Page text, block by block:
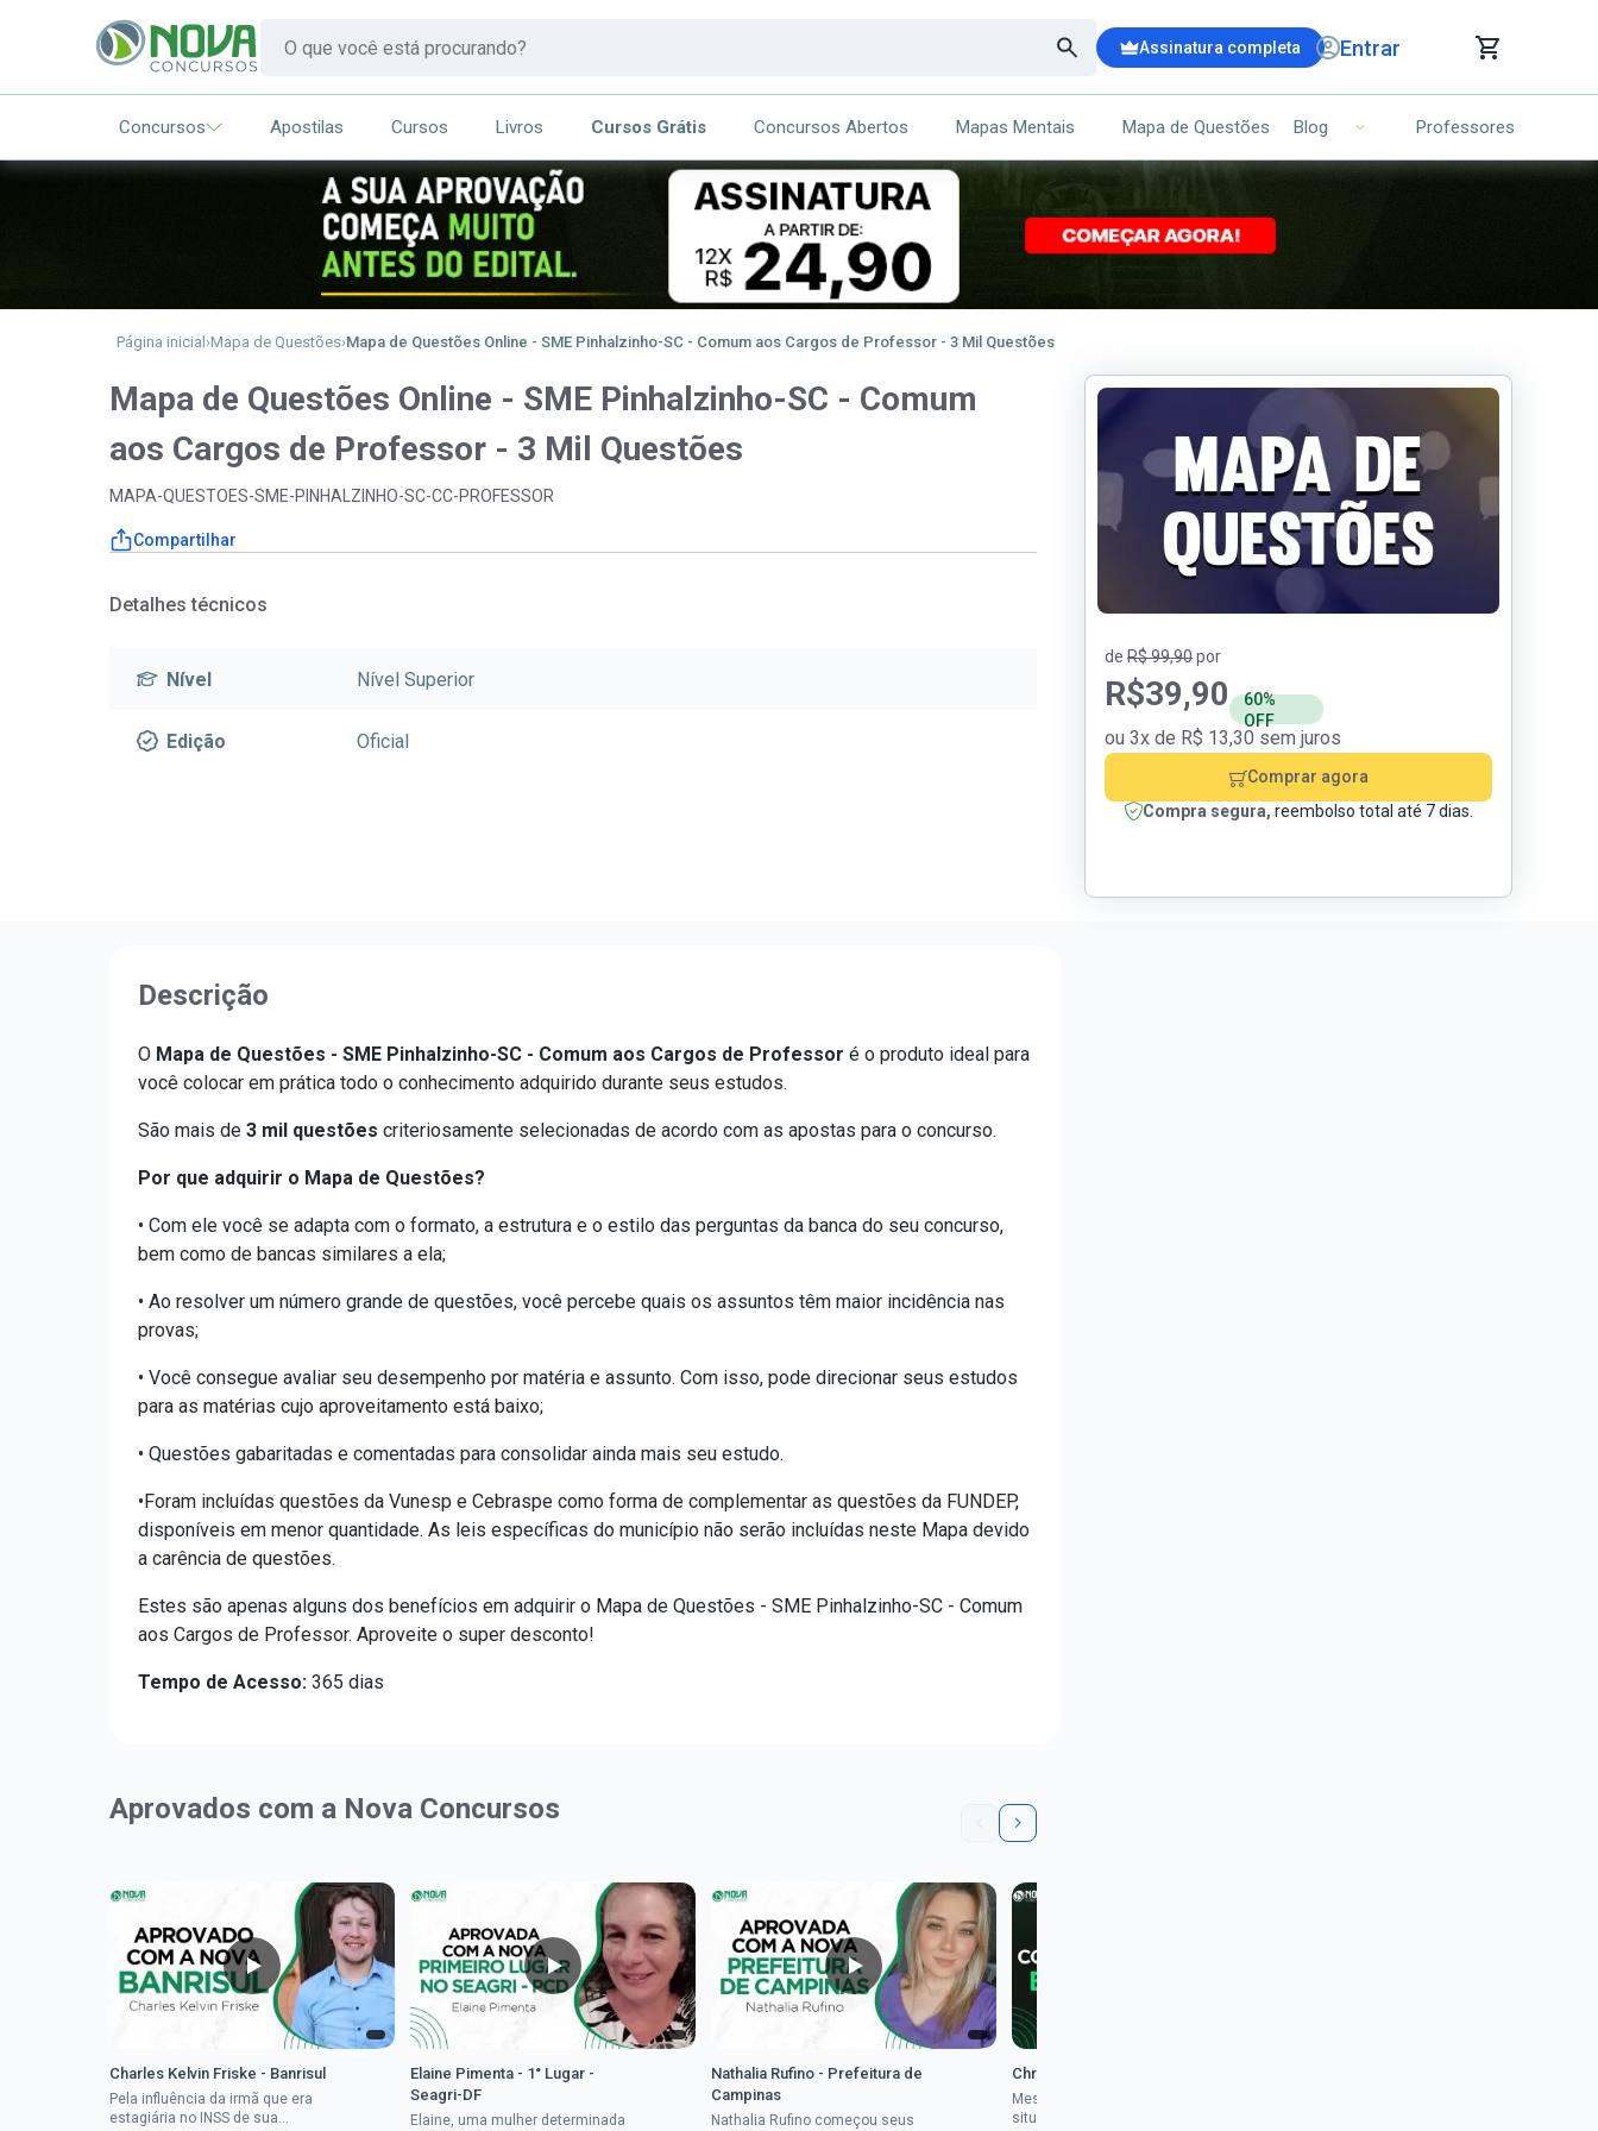
Assinatura completa Entrar
CARRINHO DE COMPRAS
ITENS (00)
Ops!
Seu carrinho ainda está vazio.
Concursos Apostilas Cursos Livros Cursos Grátis Concursos Abertos Mapas Mentais Mapa de Questões Blog Professores
Página inicial Mapa de Questões Mapa de Questões Online - SME Pinhalzinho-SC - Comum aos Cargos de Professor - 3 Mil Questões
Mapa de Questões Online - SME Pinhalzinho-SC - Comum
aos Cargos de Professor - 3 Mil Questões
MAPA-QUESTOES-SME-PINHALZINHO-SC-CC-PROFESSOR
Compartilhar
Detalhes técnicos
Nível Nível Superior
Edição Oficial
de R$ 99,90por
R$39,90
60%
OFF
ou 3x de R$ 13,30 sem juros
Comprar agora
Compra segura, reembolso total até 7 dias.
Descrição
O Mapa de Questões - SME Pinhalzinho-SC - Comum aos Cargos de Professor é o produto ideal para
você colocar em prática todo o conhecimento adquirido durante seus estudos.
São mais de 3 mil questões criteriosamente selecionadas de acordo com as apostas para o concurso.
Por que adquirir o Mapa de Questões?
• Com ele você se adapta com o formato, a estrutura e o estilo das perguntas da banca do seu concurso,
bem como de bancas similares a ela;
• Ao resolver um número grande de questões, você percebe quais os assuntos têm maior incidência nas
provas;
• Você consegue avaliar seu desempenho por matéria e assunto. Com isso, pode direcionar seus estudos
para as matérias cujo aproveitamento está baixo;
• Questões gabaritadas e comentadas para consolidar ainda mais seu estudo.
•Foram incluídas questões da Vunesp e Cebraspe como forma de complementar as questões da FUNDEP,
disponíveis em menor quantidade. As leis específicas do município não serão incluídas neste Mapa devido
a carência de questões.
Estes são apenas alguns dos benefícios em adquirir o Mapa de Questões - SME Pinhalzinho-SC - Comum
aos Cargos de Professor. Aproveite o super desconto!
Tempo de Acesso: 365 dias
Aprovados com a Nova Concursos
Charles Kelvin Friske - Banrisul
Pela influência da irmã que era
estagiária no INSS de sua
Elaine Pimenta - 1° Lugar -
Seagri-DF
Elaine, uma mulher determinada
Nathalia Rufino - Prefeitura de
Campinas
Nathalia Rufino começou seus
Chrystian Martins - Banrisul
Mesmo passando por uma
situação financeira complicada,